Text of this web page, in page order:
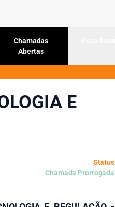
Chamadas
Abertas
E
Status
Chamada Prorrogada